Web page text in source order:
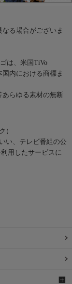
る場合がございま
は、米国TiVo
内における商標ま
あらゆる素材の無断
）
い、テレビ番組の公
用したサービスに